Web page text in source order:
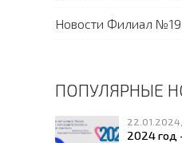
Новости Филиал №19
ПОПУЛЯРНЫЕ
2024 год